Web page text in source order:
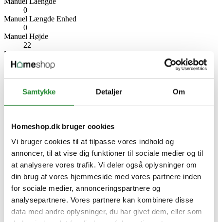
Samtykke Detaljer Om
Homeshop.dk bruger cookies
Vi bruger cookies til at tilpasse vores indhold og
annoncer, til at vise dig funktioner til sociale medier og til
at analysere vores trafik. Vi deler også oplysninger om
din brug af vores hjemmeside med vores partnere inden
for sociale medier, annonceringspartnere og
analysepartnere. Vores partnere kan kombinere disse
data med andre oplysninger, du har givet dem, eller som
0
Manuel Længde Enhed
0
Manuel Højde
22
Manuel Højde Enhed
cm
Anvendelsesområde
Inden- og udendørs
Energiklasse
Energieffektivitet
IP-klasse
Inkl. lyskilde
Integreret LED
Producent information
Veli Line Aps
Gefionsvej 4, 3400 Hillerød
Danmark
www.veliline.dk
Specifikke referencer